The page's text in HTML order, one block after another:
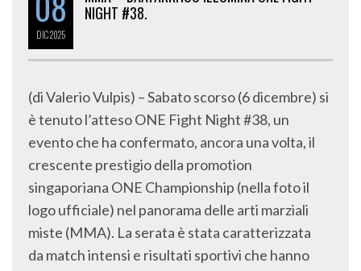
DIC 2025
è tenuto l’atteso ONE Fight Night #38, un
evento che ha confermato, ancora una volta, il
crescente prestigio della promotion
singaporiana ONE Championship (nella foto il
logo ufficiale) nel panorama delle arti marziali
miste (MMA). La serata è stata caratterizzata
da match intensi e risultati sportivi che hanno